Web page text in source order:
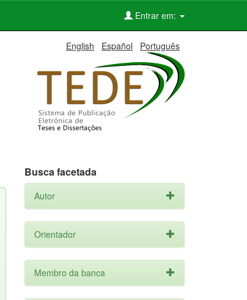
Entrar em:
English Español Português
Busca facetada
Autor
Orientador
Membro da banca